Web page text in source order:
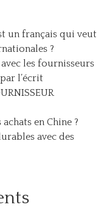
un français qui veut
?
les fournisseurs
l’écrit
en Chine ?
avec des